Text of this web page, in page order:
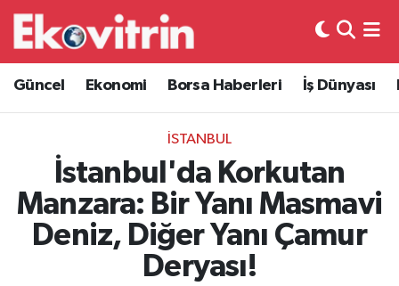
Güncel Ekonomi Borsa Haberleri İş Dünyası
İSTANBUL
İstanbul'da Korkutan
Manzara: Bir Yanı Masmavi
Deniz, Diğer Yanı Çamur
Deryası!
Güncel
Ekonomi
Borsa Haberleri
İş Dünyası
Lojistik
Hava Durumu
Trafik Durumu
Süper Lig Puan Durumu ve Fikstür
Tüm Manşetler
Son Dakika Haberleri